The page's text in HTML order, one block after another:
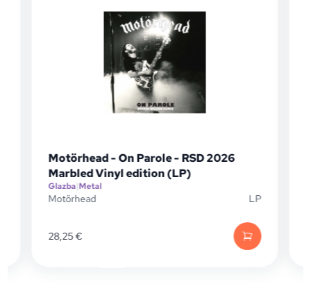
Motörhead - On Parole - RSD 2026
Marbled Vinyl edition (LP)
Glazba|Metal
Motörhead LP
28,25€